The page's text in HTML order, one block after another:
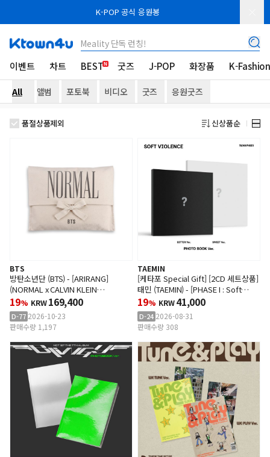
K-POP 공식 응원봉
Meality 단독 런칭!
이벤트 차트 BEST 굿즈 J-POP 화장품 K-
All 앨범 포토북 비디오 굿즈 응원굿즈
품절상품제외 신상품순
BTS
방탄소년단 (BTS) - [ARIRANG]
(NORMAL x CALVIN KLEIN
SLEEPWEAR)
19% KRW169,400
D-77 2026-10-23
판매수량 1,197
TAEMIN
[케타포 Special Gift] [2CD 세트상품]
태민 (TAEMIN) - [PHASE I : Soft
Violence] (PHOTO BOOK Ver.)
19% KRW41,000
D-24 2026-08-31
판매수량 308